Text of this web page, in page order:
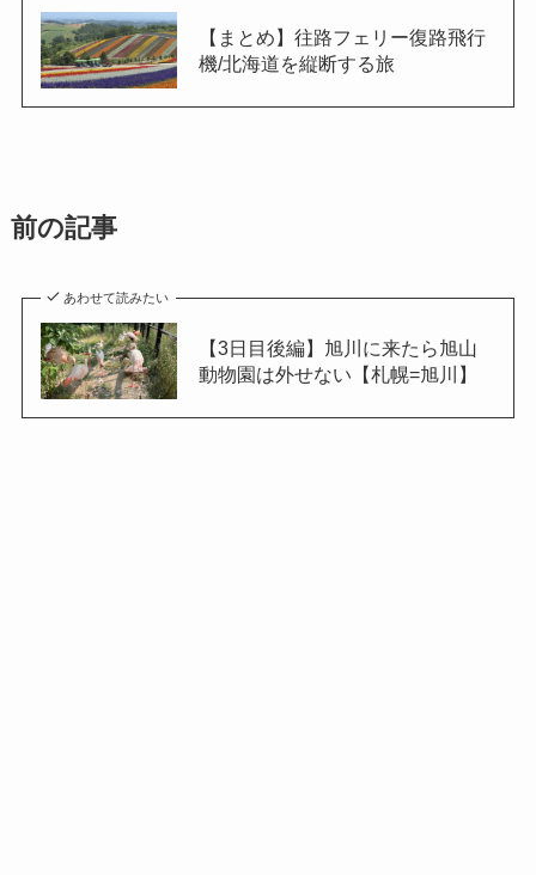
【まとめ】往路フェリー復路飛行
機/北海道を縦断する旅
前の記事
あわせて読みたい
【3日目後編】旭川に来たら旭山
動物園は外せない【札幌=旭川】